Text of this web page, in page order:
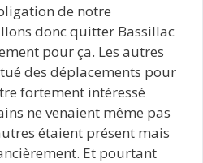
de notre
donc quitter Bassillac
pour ça. Les autres
des déplacements pour
fortement intéressé
ne venaient même pas
étaient présent mais
Et pourtant